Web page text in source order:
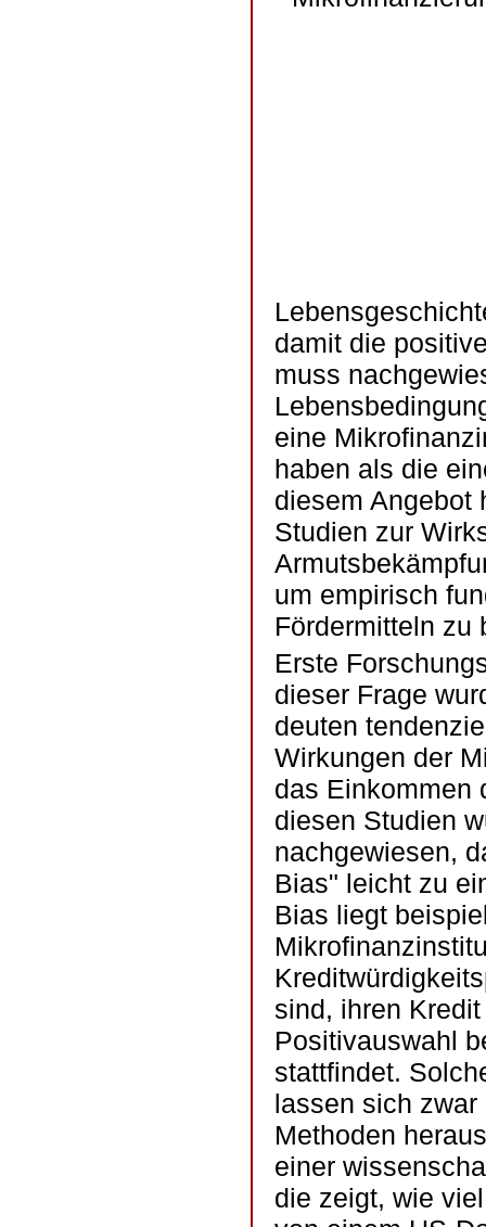
damit die
muss
eine
haben als die
diesem Angebot
Studien zur
um empirisch
Fördermitteln zu
Erste
dieser Frage
deuten
Wirkungen der
das Einkommen
diesen Studien
nachgewiesen,
Bias" leicht zu
Bias liegt
sind, ihren
Positivauswahl
stattfindet.
lassen sich
Methoden
einer
die zeigt, wie